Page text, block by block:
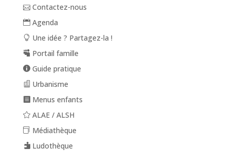
Contactez-nous
Agenda
Une idée ? Partagez-la !
Portail famille
Guide pratique
Urbanisme
Menus enfants
ALAE / ALSH
Médiathèque
Ludothèque